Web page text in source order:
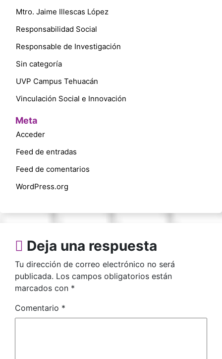
Mtro. Jaime Illescas López
Responsabilidad Social
Responsable de Investigación
Sin categoría
UVP Campus Tehuacán
Vinculación Social e Innovación
Meta
Acceder
Feed de entradas
Feed de comentarios
WordPress.org
Deja una respuesta
Tu dirección de correo electrónico no será
publicada. Los campos obligatorios están
marcados con *
Comentario *